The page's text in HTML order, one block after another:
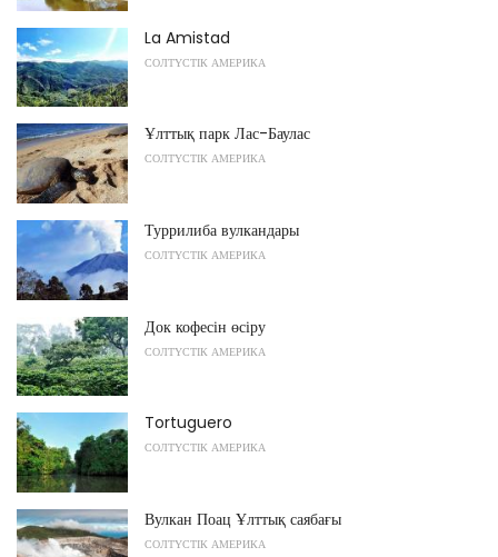
La Amistad
СОЛТҮСТІК АМЕРИКА
Ұлттық парк Лас-Баулас
СОЛТҮСТІК АМЕРИКА
Туррилиба вулкандары
СОЛТҮСТІК АМЕРИКА
Док кофесін өсіру
СОЛТҮСТІК АМЕРИКА
Tortuguero
СОЛТҮСТІК АМЕРИКА
Вулкан Поац Ұлттық саябағы
СОЛТҮСТІК АМЕРИКА